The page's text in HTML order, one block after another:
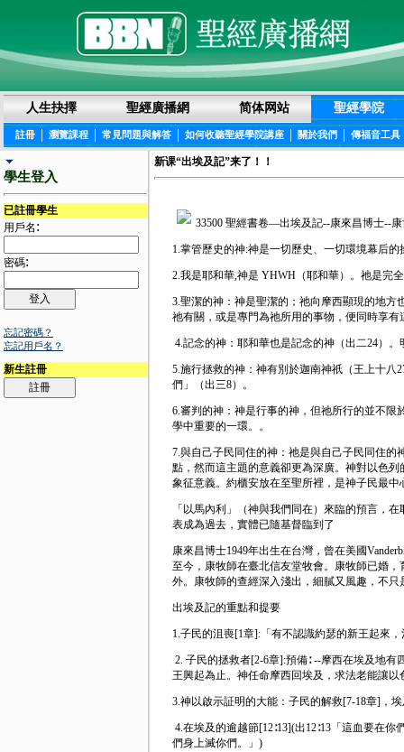
人生抉擇 聖經廣播網 简体网站 聖經學院
註冊 | 瀏覽課程 | 常見問題與解答 | 如何收聽聖經學院講座 | 關於我們 | 傳福音工具
學生登入
已註冊學生
用戶名 :
密碼:
忘記密碼？
忘記用戶名？
新生註冊
新课“出埃及記”来了！！
33500 聖經書卷—出埃及記--康來昌博士--
1.掌管歷史的神:神是一切歷史、一切環境幕后的
2.我是耶和華,神是 YHWH（耶和華）。祂是完
3.聖潔的神：神是聖潔的；祂向摩西顯現的地
祂有關，或是專門為祂所用的事物，便同時享有
4.記念的神：耶和華也是記念的神（出二24）
5.施行拯救的神：神有別於迦南神祇（王上十八
們」（出三8）。
6.審判的神：神是行事的神，但祂所行的並不限
學中重要的一環。。
7.與自己子民同住的神：祂是與自己子民同住
點，然而這主題的意義卻更為深廣。神對以色
象征意義。約櫃安放在至聖所裡，是神子民最中
「以馬內利」（神與我們同在）來臨的預言，
表成為過去，實體已隨基督臨到了
康來昌博士1949年出生在台灣，曾在美國
至今，康牧師在臺北信友堂牧會。康牧師已婚
外。康牧師的查經深入淺出，細膩又風趣，不
出埃及記的重點和提要
1.子民的沮喪[1章]:「有不認識約瑟的新王起
2. 子民的拯救者[2-6章]:預備∶ --摩西在埃及地
王興起為止。神任命摩西回埃及，求法老能
3.神以啟示証明的大能：子民的解救[7-18章]，
4.在埃及的逾越節[12∶13](出12∶13「這血要在
們身上滅你們。」)